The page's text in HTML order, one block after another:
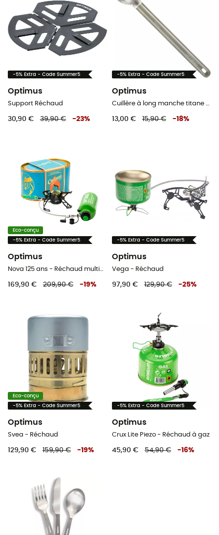
-5% Extra - Code Summer5
Optimus
Support Réchaud
30,90 € 39,90 € -23%
-5% Extra - Code Summer5
Optimus
Cuillère à long manche titane - Couverts
13,00 € 15,90 € -18%
Eco-conçu
-5% Extra - Code Summer5
Optimus
Nova 125 ans - Réchaud multicombustible
169,90 € 209,90 € -19%
-5% Extra - Code Summer5
Optimus
Vega - Réchaud
97,90 € 129,90 € -25%
Eco-conçu
-5% Extra - Code Summer5
Optimus
Svea - Réchaud
129,90 € 159,90 € -19%
-5% Extra - Code Summer5
Optimus
Crux Lite Piezo - Réchaud à gaz
45,90 € 54,90 € -16%